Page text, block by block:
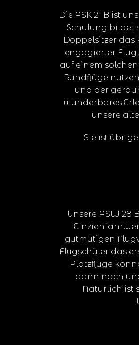
Die ASK 21 B ist
Schulung bildet
Doppelsitzer das
engagierter
auf einem
Rundflüge
und der
wunderbares
unsere
Sie ist
Unsere ASW 28
gutmütigen
Flugschüler das
Platzflüge
dann nach
Natürlich ist